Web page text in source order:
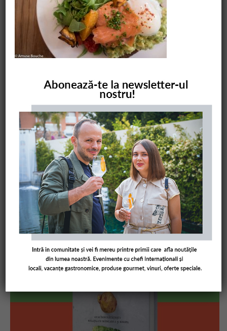
CAUTARE
COMANDĂ CARTEA NOASTRĂ